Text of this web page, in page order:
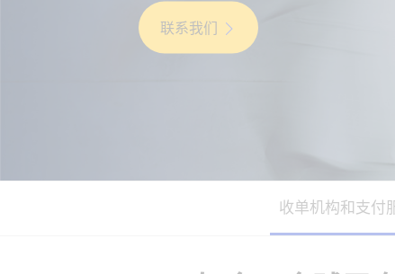
联系我们
收单机构和支付